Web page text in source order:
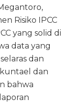
Risiko IPCC
yang solid di
data yang
dan
dan
bahwa